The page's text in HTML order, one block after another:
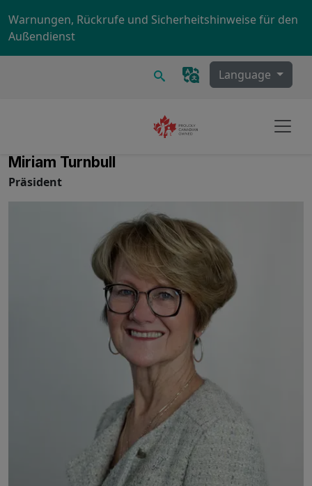
Warnungen, Rückrufe und Sicherheitshinweise für den
Außendienst
Suchen Language
Miriam Turnbull
Präsident